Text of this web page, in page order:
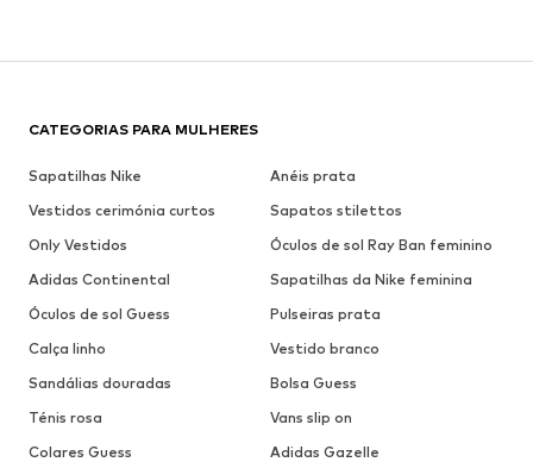
CATEGORIAS PARA MULHERES
Sapatilhas Nike
Anéis prata
Vestidos cerimónia curtos
Sapatos stilettos
Only Vestidos
Óculos de sol Ray Ban feminino
Adidas Continental
Sapatilhas da Nike feminina
Óculos de sol Guess
Pulseiras prata
Calça linho
Vestido branco
Sandálias douradas
Bolsa Guess
Ténis rosa
Vans slip on
Colares Guess
Adidas Gazelle